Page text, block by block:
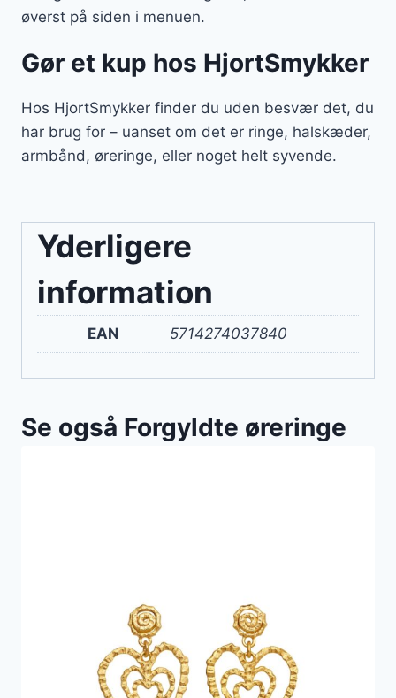
øverst på siden i menuen.
Gør et kup hos HjortSmykker
Hos HjortSmykker finder du uden besvær det, du
har brug for – uanset om det er ringe, halskæder,
armbånd, øreringe, eller noget helt syvende.
Yderligere
information
EAN 5714274037840
Se også Forgyldte øreringe